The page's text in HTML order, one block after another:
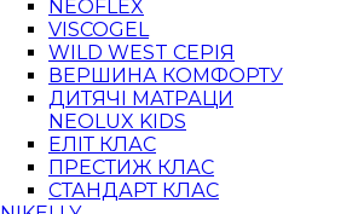
NEOFLEX
VISCOGEL
WILD WEST СЕРІЯ
ВЕРШИНА КОМФОРТУ
ДИТЯЧІ МАТРАЦИ
NEOLUX KIDS
ЕЛІТ КЛАС
ПРЕСТИЖ КЛАС
СТАНДАРТ КЛАС